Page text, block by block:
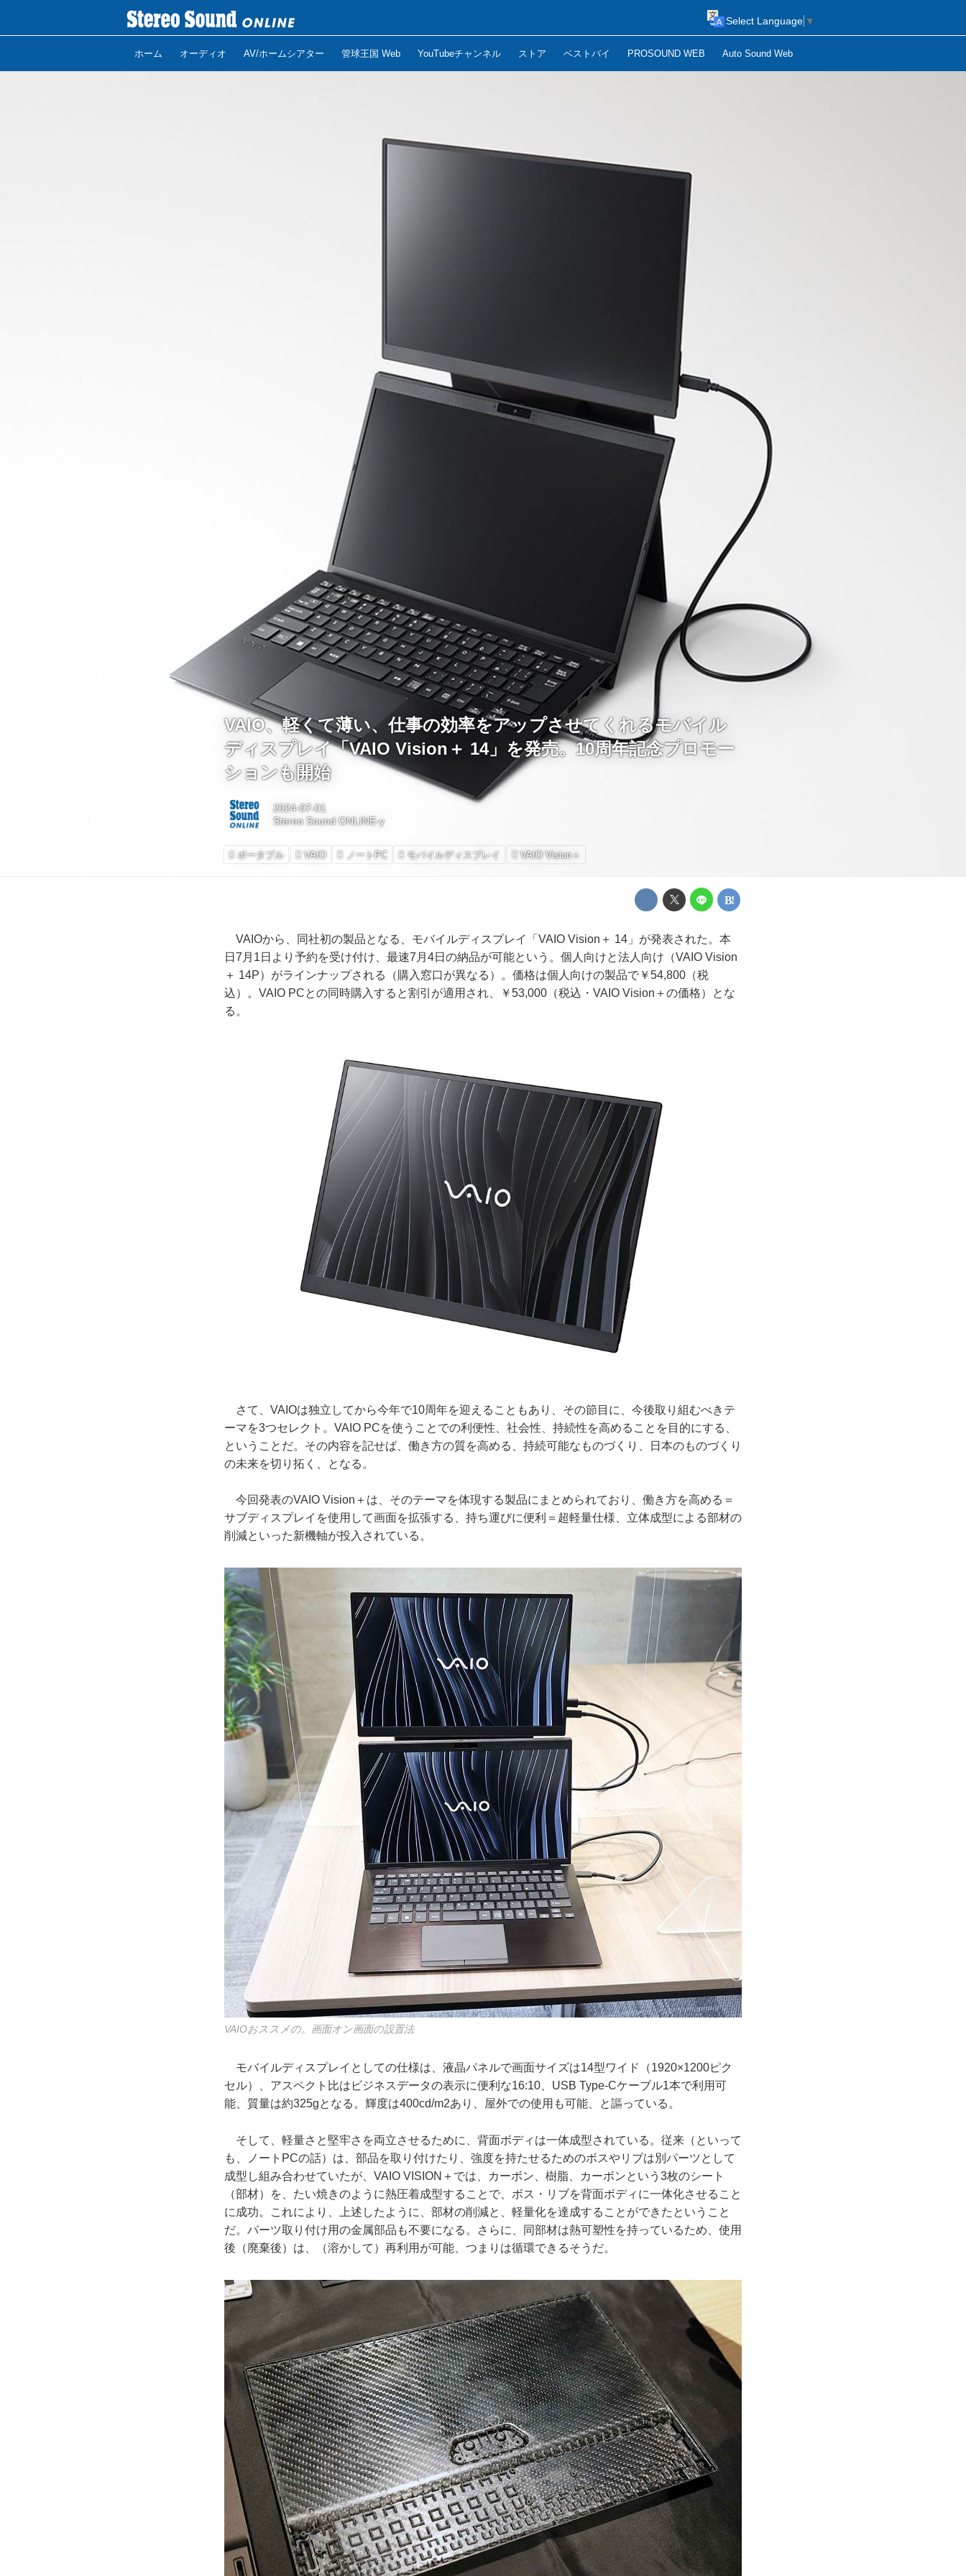
ホーム オーディオ AV/ホームシアター 管球王国 Web YouTubeチャンネル ストア ベストバイ PROSOUND WEB Auto Sound Web
Select Language ▼
VAIO、軽くて薄い、仕事の効率をアップさせてくれるモバイル
ディスプレイ「VAIO Vision＋ 14」を発売。10周年記念プロモー
ションも開始
2024-07-01
Stereo Sound ONLINE-y
ポータブル VAIO ノートPC モバイルディスプレイ VAIO Vision＋
VAIOから、同社初の製品となる、モバイルディスプレイ「VAIO Vision＋ 14」が発表された。本
日7月1日より予約を受け付け、最速7月4日の納品が可能という。個人向けと法人向け（VAIO Vision
＋ 14P）がラインナップされる（購入窓口が異なる）。価格は個人向けの製品で￥54,800（税
込）。VAIO PCとの同時購入すると割引が適用され、￥53,000（税込・VAIO Vision＋の価格）とな
る。
さて、VAIOは独立してから今年で10周年を迎えることもあり、その節目に、今後取り組むべきテ
ーマを3つセレクト。VAIO PCを使うことでの利便性、社会性、持続性を高めることを目的にする、
ということだ。その内容を記せば、働き方の質を高める、持続可能なものづくり、日本のものづくり
の未来を切り拓く、となる。
今回発表のVAIO Vision＋は、そのテーマを体現する製品にまとめられており、働き方を高める＝
サブディスプレイを使用して画面を拡張する、持ち運びに便利＝超軽量仕様、立体成型による部材の
削減といった新機軸が投入されている。
VAIOおススメの。画面オン画面の設置法
モバイルディスプレイとしての仕様は、液晶パネルで画面サイズは14型ワイド（1920×1200ピク
セル）、アスペクト比はビジネスデータの表示に便利な16:10、USB Type-Cケーブル1本で利用可
能、質量は約325gとなる。輝度は400cd/m2あり、屋外での使用も可能、と謳っている。
そして、軽量さと堅牢さを両立させるために、背面ボディは一体成型されている。従来（といって
も、ノートPCの話）は、部品を取り付けたり、強度を持たせるためのボスやリブは別パーツとして
成型し組み合わせていたが、VAIO VISION＋では、カーボン、樹脂、カーボンという3枚のシート
（部材）を、たい焼きのように熱圧着成型することで、ボス・リブを背面ボディに一体化させること
に成功。これにより、上述したように、部材の削減と、軽量化を達成することができたということ
だ。パーツ取り付け用の金属部品も不要になる。さらに、同部材は熱可塑性を持っているため、使用
後（廃棄後）は、（溶かして）再利用が可能、つまりは循環できるそうだ。